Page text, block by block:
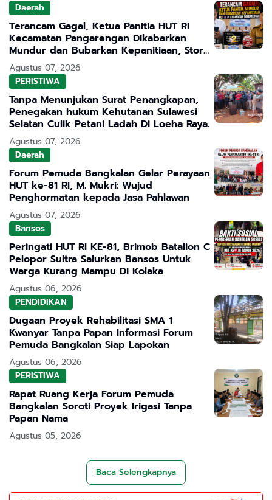
Daerah
Terancam Gagal, Ketua Panitia HUT RI
Kecamatan Pangarengan Dikabarkan
Mundur dan Bubarkan Kepanitiaan, Story
WhatsApp ASN Jadi Sorotan
Agustus 07, 2026
PERISTIWA
Tanpa Menunjukan Surat Penangkapan,
Penegakan hukum Kehutanan Sulawesi
Selatan Culik Petani Ladah Di Loeha Raya.
Agustus 07, 2026
Daerah
Forum Pemuda Bangkalan Gelar Perayaan
HUT ke-81 RI, M. Mukri: Wujud
Penghormatan kepada Jasa Pahlawan
Agustus 07, 2026
Bansos
Peringati HUT RI KE-81, Brimob Batalion C
Pelopor Sultra Salurkan Bansos Untuk
Warga Kurang Mampu Di Kolaka
Agustus 06, 2026
PENDIDIKAN
Dugaan Proyek Rehabilitasi SMA 1
Kwanyar Tanpa Papan Informasi Forum
Pemuda Bangkalan Siap Lapokan
Agustus 06, 2026
PERISTIWA
Rapat Ruang Kerja Forum Pemuda
Bangkalan Soroti Proyek Irigasi Tanpa
Papan Nama
Agustus 05, 2026
Baca Selengkapnya